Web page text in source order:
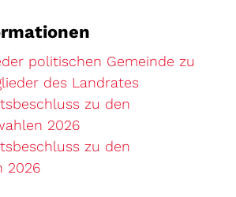
politischen Gemeinde zu
des LandratesExterner Link
zu den
2026
zu den
2026